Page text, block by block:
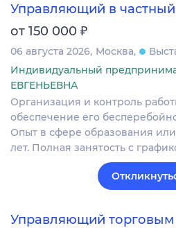
Управляющий в частный
от 150 000 ₽
06 августа 2026 Москва
Индивидуальный
ЕВГЕНЬЕВНА
Организация и контроль
обеспечение его
Опыт в сфере образования или
лет. Полная занятость с
Управляющий торговым